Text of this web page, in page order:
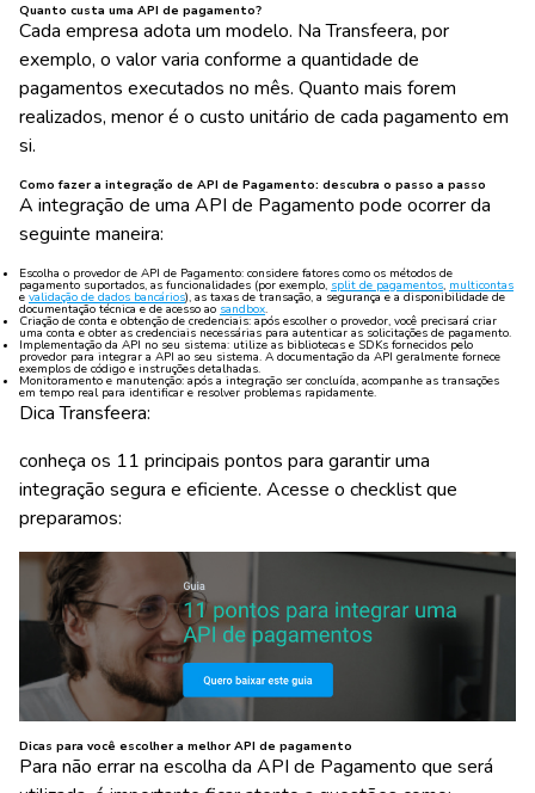
Quanto custa uma API de pagamento?
Cada empresa adota um modelo. Na Transfeera, por
exemplo, o valor varia conforme a quantidade de
pagamentos executados no mês. Quanto mais forem
realizados, menor é o custo unitário de cada pagamento em
si.
Como fazer a integração de API de Pagamento: descubra o passo a passo
A integração de uma API de Pagamento pode ocorrer da
seguinte maneira:
Escolha o provedor de API de Pagamento: considere fatores como os métodos de
pagamento suportados, as funcionalidades (por exemplo, split de pagamentos, multicontas
e validação de dados bancários), as taxas de transação, a segurança e a disponibilidade de
documentação técnica e de acesso ao sandbox.
Criação de conta e obtenção de credenciais:após escolher o provedor, você precisará criar
uma conta e obter as credenciais necessárias para autenticar as solicitações de pagamento.
Implementação da API no seu sistema: utilize as bibliotecas e SDKs fornecidos pelo
provedor para integrar a API ao seu sistema. A documentação da API geralmente fornece
exemplos de código e instruções detalhadas.
Monitoramento e manutenção: após a integração ser concluída, acompanhe as transações
em tempo real para identificar e resolver problemas rapidamente.
Dica Transfeera:
conheça os 11 principais pontos para garantir uma
integração segura e eficiente. Acesse o checklist que
preparamos:
Dicas para você escolher a melhor API de pagamento
Para não errar na escolha da API de Pagamento que será